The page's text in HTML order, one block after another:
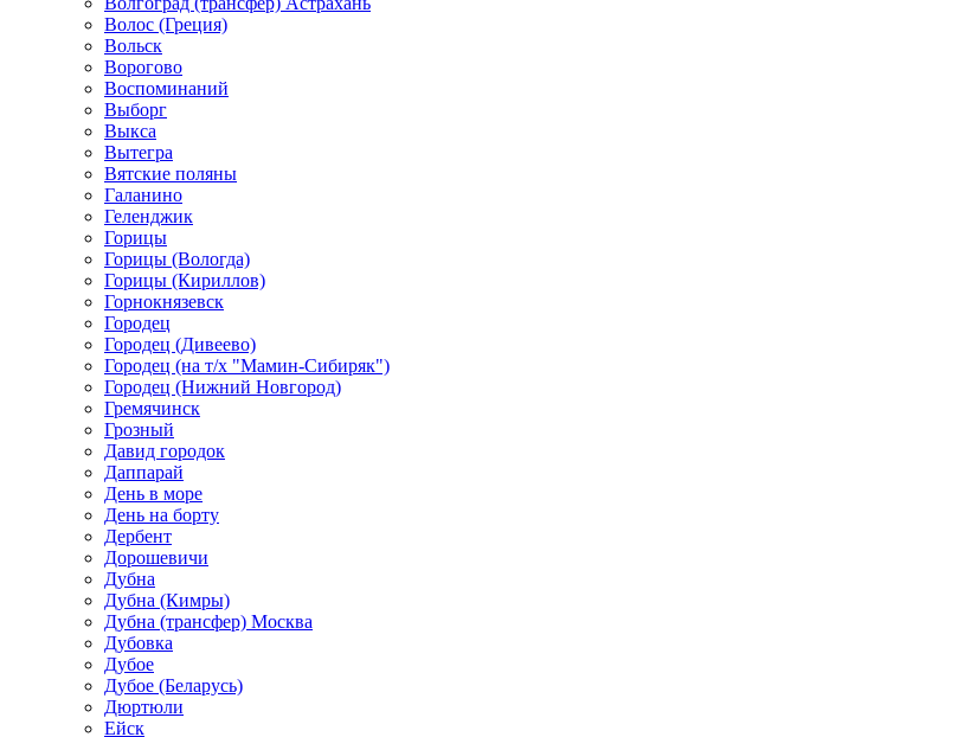
Волос (Греция)
Вольск
Ворогово
Воспоминаний
Выборг
Выкса
Вытегра
Вятские поляны
Галанино
Геленджик
Горицы
Горицы (Вологда)
Горицы (Кириллов)
Горнокнязевск
Городец
Городец (Дивеево)
Городец (на т/х "Мамин-Сибиряк")
Городец (Нижний Новгород)
Гремячинск
Грозный
Давид городок
Даппарай
День в море
День на борту
Дербент
Дорошевичи
Дубна
Дубна (Кимры)
Дубна (трансфер) Москва
Дубовка
Дубое
Дубое (Беларусь)
Дюртюли
Ейск